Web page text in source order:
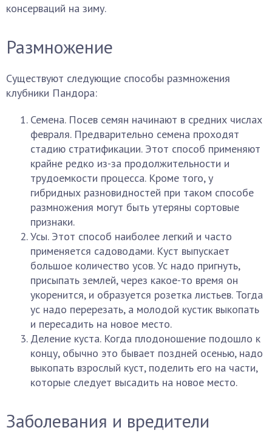
консерваций на зиму.
Размножение
Существуют следующие способы размножения
клубники Пандора:
Семена. Посев семян начинают в средних числах
февраля. Предварительно семена проходят
стадию стратификации. Этот способ применяют
крайне редко из-за продолжительности и
трудоемкости процесса. Кроме того, у
гибридных разновидностей при таком способе
размножения могут быть утеряны сортовые
признаки.
Усы. Этот способ наиболее легкий и часто
применяется садоводами. Куст выпускает
большое количество усов. Ус надо пригнуть,
присыпать землей, через какое-то время он
укоренится, и образуется розетка листьев. Тогда
ус надо перерезать, а молодой кустик выкопать
и пересадить на новое место.
Деление куста. Когда плодоношение подошло к
концу, обычно это бывает поздней осенью, надо
выкопать взрослый куст, поделить его на части,
которые следует высадить на новое место.
Заболевания и вредители